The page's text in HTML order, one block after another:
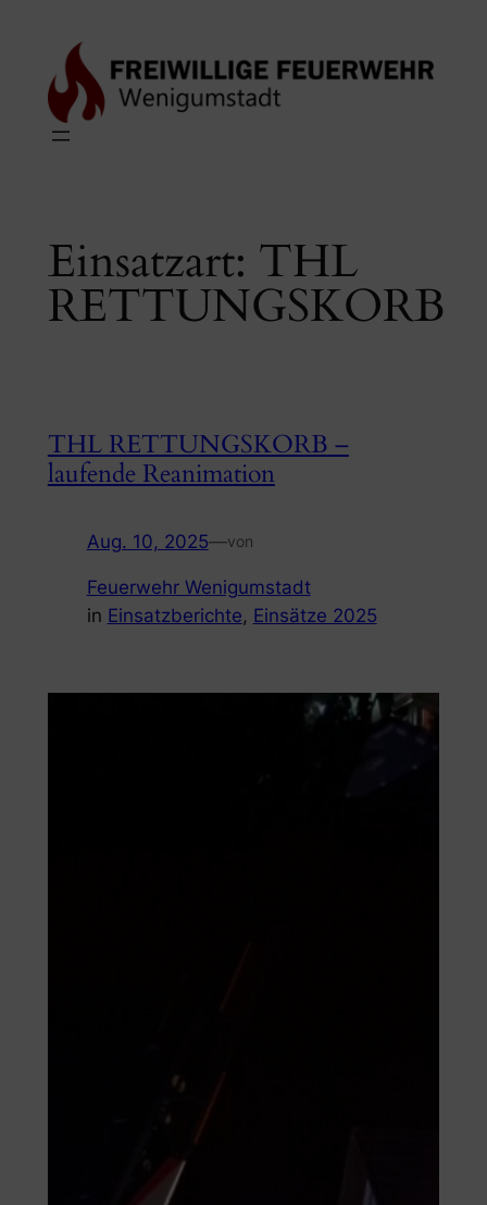
springen
Einsatzart: THL
RETTUNGSKORB
THL RETTUNGSKORB –
laufende Reanimation
Aug. 10, 2025—von
Feuerwehr Wenigumstadt
in Einsatzberichte, Einsätze 2025